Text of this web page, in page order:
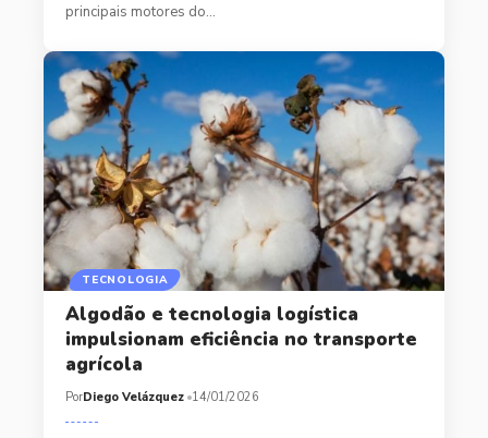
principais motores do…
TECNOLOGIA
Algodão e tecnologia logística
impulsionam eficiência no transporte
agrícola
PorDiego Velázquez 14/01/2026